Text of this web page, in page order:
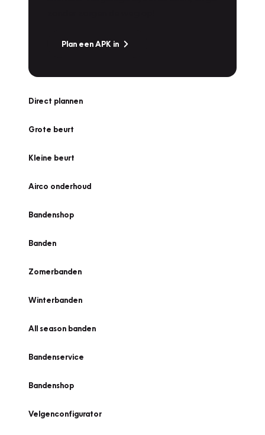
Plan een APK in
Direct plannen
Grote beurt
Kleine beurt
Airco onderhoud
Bandenshop
Banden
Zomerbanden
Winterbanden
All season banden
Bandenservice
Bandenshop
Velgenconfigurator